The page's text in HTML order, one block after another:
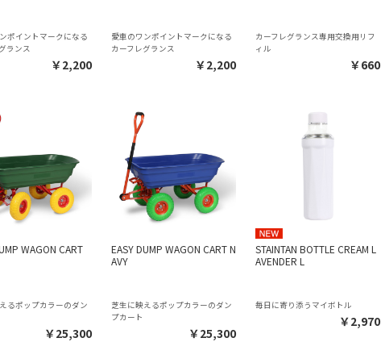
ポイントマークになる
ランス
￥2,200
愛車のワンポイントマークになる
カーフレグランス
￥2,200
カーフレグランス専用交換用リフ
ィル
￥660
WAGON CART
るポップカラーのダン
￥25,300
EASY DUMP WAGON CART N
AVY
芝生に映えるポップカラーのダン
プカート
￥25,300
STAINTAN BOTTLE CREAM L
AVENDER L
毎日に寄り添うマイボトル
￥2,970